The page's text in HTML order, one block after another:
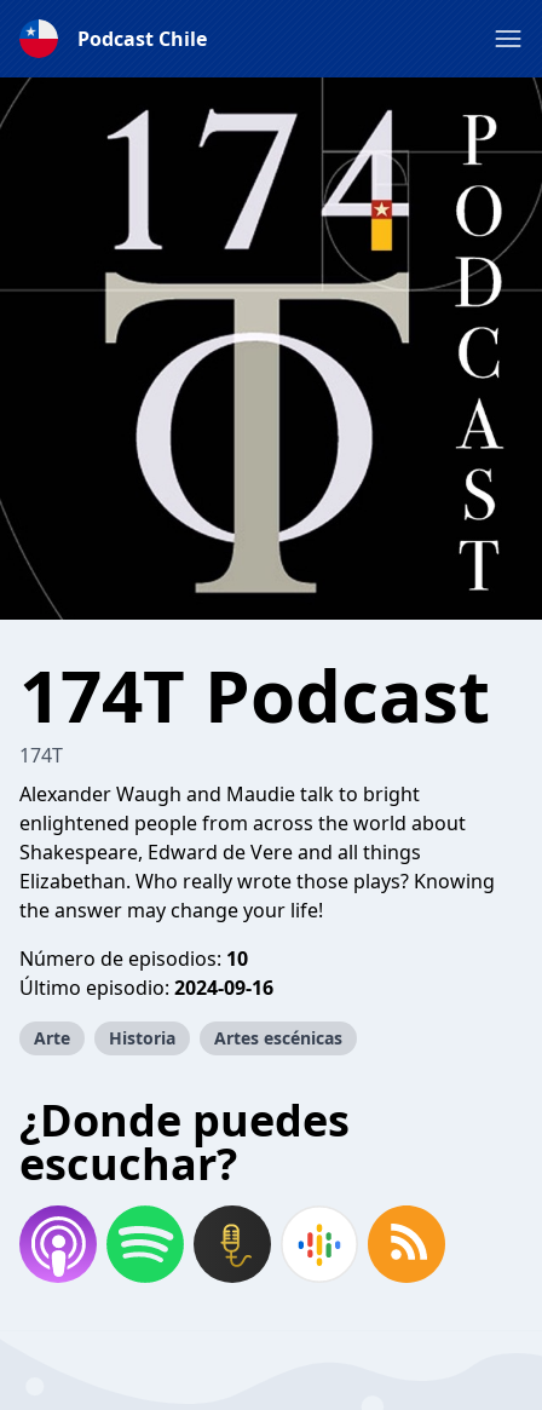
Podcast Chile
174T Podcast
174T
Alexander Waugh and Maudie talk to bright
enlightened people from across the world about
Shakespeare, Edward de Vere and all things
Elizabethan. Who really wrote those plays? Knowing
the answer may change your life!
Número de episodios: 10
Último episodio: 2024-09-16
Arte Historia Artes escénicas
¿Donde puedes
escuchar?